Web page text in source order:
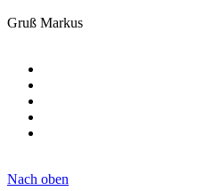
Gruß Markus
Nach oben